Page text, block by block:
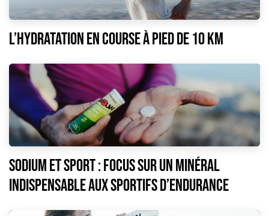
L’hydratation en course à pied de 10 km
Sodium et sport : focus sur un minéral
indispensable aux sportifs d’endurance